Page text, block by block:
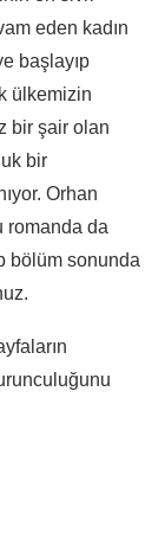
eden kadın
başlayıp
ülkemizin
bir şair olan
bir
Orhan
romanda da
bölüm sonunda